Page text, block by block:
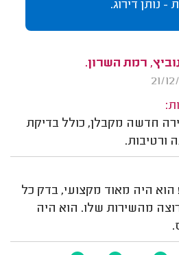
נותן דירוג.
רמת השרון.
חדשה מקבלן, כולל בדיקת
ורטיבות.
היה מאוד מקצועי, בדק כל
מהשירות שלו. הוא היה